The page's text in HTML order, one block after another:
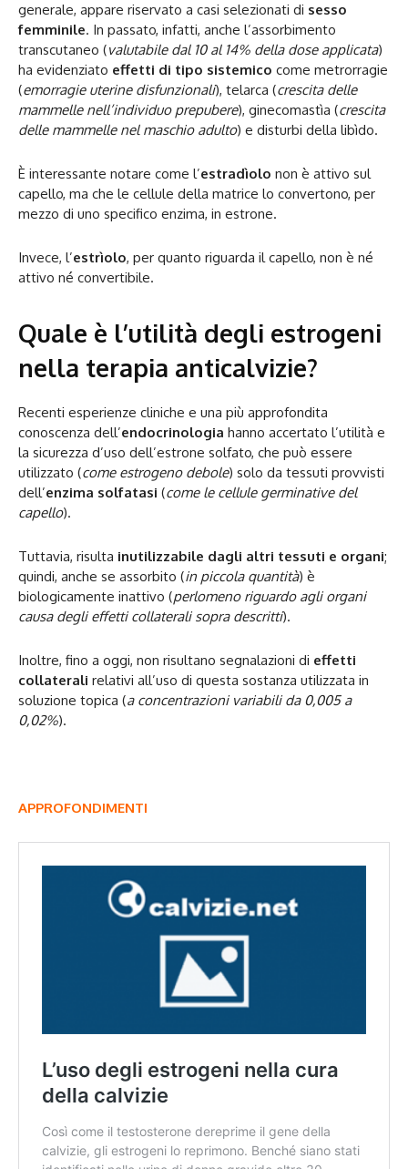
generale, appare riservato a casi selezionati di sesso
femminile. In passato, infatti, anche l’assorbimento
transcutaneo (valutabile dal 10 al 14% della dose applicata)
ha evidenziato effetti di tipo sistemico come metrorragie
(emorragie uterine disfunzionali), telarca (crescita delle
mammelle nell’individuo prepubere), ginecomastìa (crescita
delle mammelle nel maschio adulto) e disturbi della libìdo.
È interessante notare come l’estradìolo non è attivo sul
capello, ma che le cellule della matrice lo convertono, per
mezzo di uno specifico enzima, in estrone.
Invece, l’estrìolo, per quanto riguarda il capello, non è né
attivo né convertibile.
Quale è l’utilità degli estrogeni
nella terapia anticalvizie?
Recenti esperienze cliniche e una più approfondita
conoscenza dell’endocrinologia hanno accertato l’utilità e
la sicurezza d’uso dell’estrone solfato, che può essere
utilizzato (come estrogeno debole) solo da tessuti provvisti
dell’enzima solfatasi (come le cellule germinative del
capello).
Tuttavia, risulta inutilizzabile dagli altri tessuti e organi;
quindi, anche se assorbito (in piccola quantità) è
biologicamente inattivo (perlomeno riguardo agli organi
causa degli effetti collaterali sopra descritti).
Inoltre, fino a oggi, non risultano segnalazioni di effetti
collaterali relativi all’uso di questa sostanza utilizzata in
soluzione topica (a concentrazioni variabili da 0,005 a
0,02%).
APPROFONDIMENTI